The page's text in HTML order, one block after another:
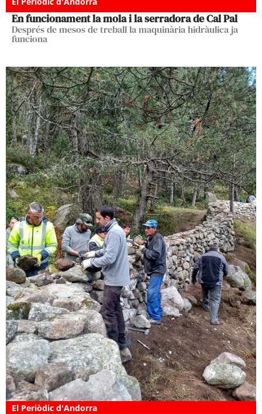
En funcionament la mola i la serradora de Cal Pal
Després de mesos de treball la maquinària hidràulica ja
funciona
El Periòdic d'Andorra